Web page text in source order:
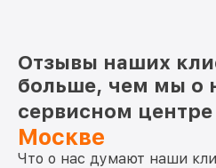
Отзывы наших
больше, чем мы о
сервисном центре
Москве
Что о нас думают наши